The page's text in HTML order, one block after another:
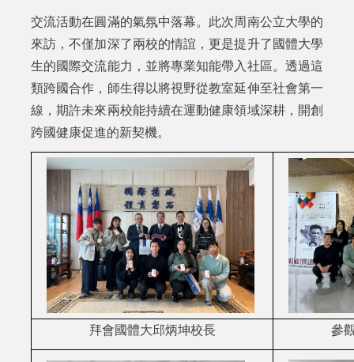
交流活動在圓滿的氣氛中落幕。此次周南公立大學的
來訪，不僅加深了兩校的情誼，更是提升了國體大學
生的國際交流能力，並將專業知能帶入社區。透過這
類跨國合作，師生得以將視野從教室延伸至社會第一
線，期許未來兩校能持續在運動健康領域深耕，開創
跨國健康促進的新契機。
拜會國體大邱炳坤校長 參